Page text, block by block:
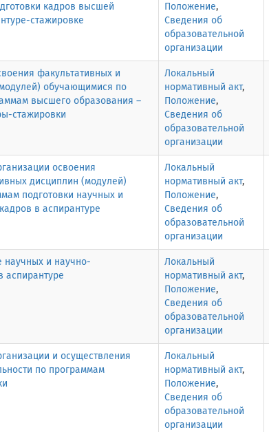
кадров высшей
стажировке
Положение,
Сведения об
образовательной
организации
факультативных и
обучающимися по
высшего образования –
стажировки
Локальный
нормативный акт,
Положение,
Сведения об
образовательной
организации
освоения
дисциплин (модулей)
подготовки научных и
в аспирантуре
Локальный
нормативный акт,
Положение,
Сведения об
образовательной
организации
научных и научно-
аспирантуре
Локальный
нормативный акт,
Положение,
Сведения об
образовательной
организации
и осуществления
по программам
Локальный
нормативный акт,
Положение,
Сведения об
образовательной
организации